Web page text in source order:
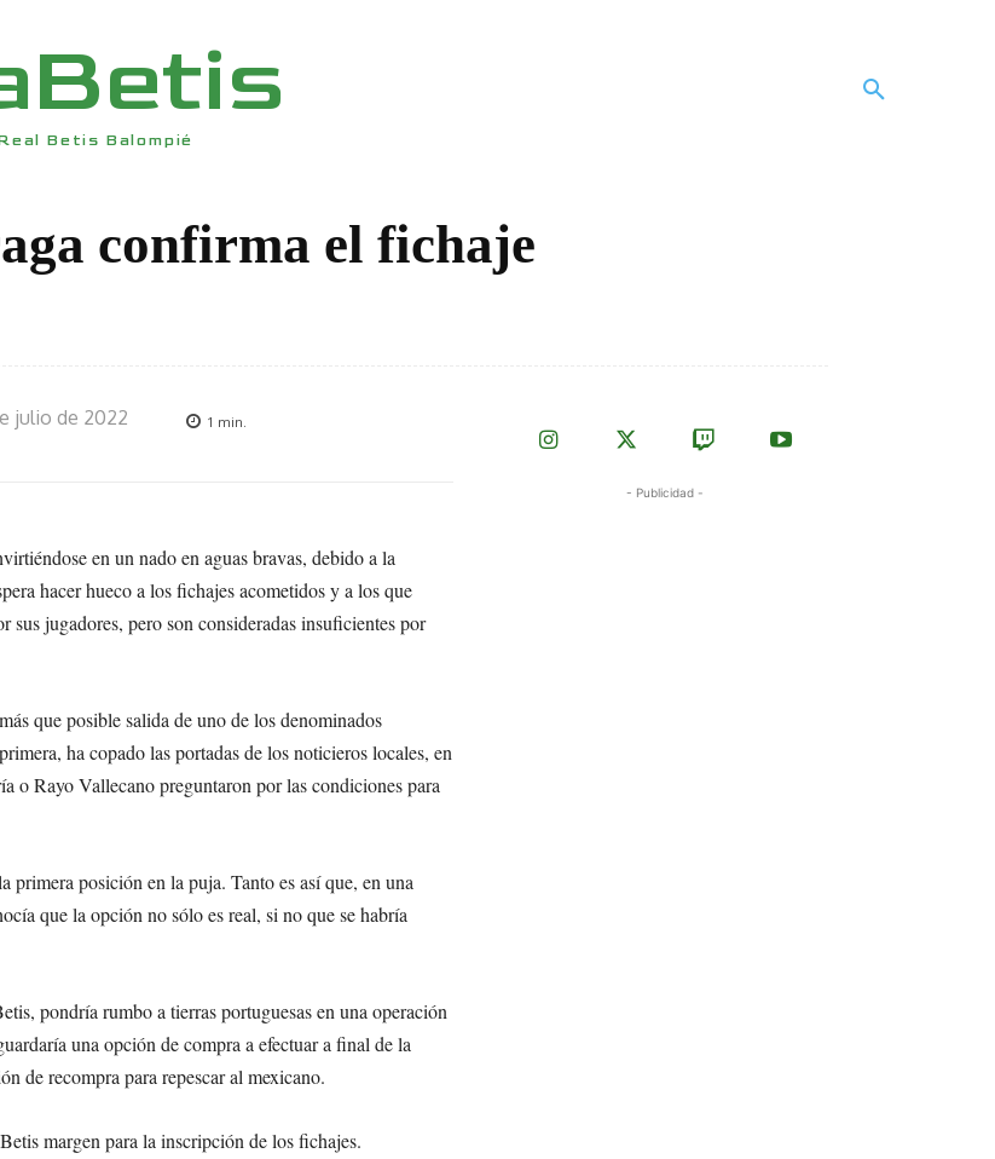
Betis Balompié
confirma el fichaje
julio de 2022 1 min.
en un nado en aguas bravas, debido a la
hacer hueco a los fichajes acometidos y a los que
jugadores, pero son consideradas insuficientes por
que posible salida de uno de los denominados
ha copado las portadas de los noticieros locales, en
o Rayo Vallecano preguntaron por las condiciones para
primera posición en la puja. Tanto es así que, en una
que la opción no sólo es real, si no que se habría
pondría rumbo a tierras portuguesas en una operación
una opción de compra a efectuar a final de la
de recompra para repescar al mexicano.
margen para la inscripción de los fichajes.
- Publicidad -